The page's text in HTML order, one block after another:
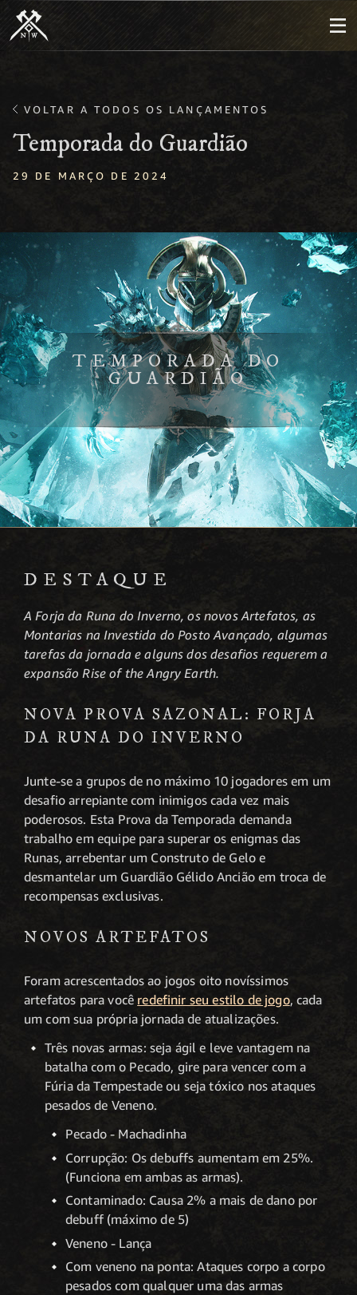
VOLTAR A TODOS OS LANÇAMENTOS
Temporada do Guardião
29 DE MARÇO DE 2024
TEMPORADA DO
GUARDIÃO
DESTAQUE
A Forja da Runa do Inverno, os novos Artefatos, as
Montarias na Investida do Posto Avançado, algumas
tarefas da jornada e alguns dos desafios requerem a
expansão Rise of the Angry Earth.
NOVA PROVA SAZONAL: FORJA
DA RUNA DO INVERNO
Junte-se a grupos de no máximo 10 jogadores em um
desafio arrepiante com inimigos cada vez mais
poderosos. Esta Prova da Temporada demanda
trabalho em equipe para superar os enigmas das
Runas, arrebentar um Construto de Gelo e
desmantelar um Guardião Gélido Ancião em troca de
recompensas exclusivas.
NOVOS ARTEFATOS
Foram acrescentados ao jogos oito novíssimos
artefatos para você redefinir seu estilo de jogo, cada
um com sua própria jornada de atualizações.
Três novas armas: seja ágil e leve vantagem na
batalha com o Pecado, gire para vencer com a
Fúria da Tempestade ou seja tóxico nos ataques
pesados de Veneno.
Pecado - Machadinha
Corrupção: Os debuffs aumentam em 25%.
(Funciona em ambas as armas).
Contaminado: Causa 2% a mais de dano por
debuff (máximo de 5)
Veneno - Lança
Com veneno na ponta: Ataques corpo a corpo
pesados com qualquer uma das armas